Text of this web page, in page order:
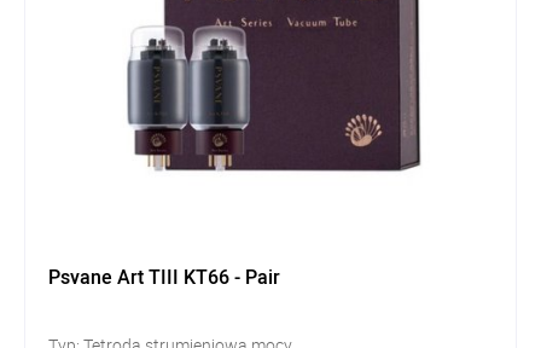
Psvane Art TIII KT66 - Pair